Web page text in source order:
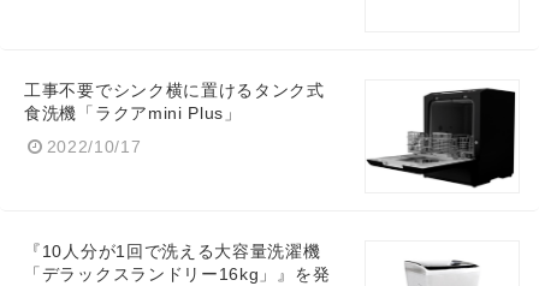
工事不要でシンク横に置けるタンク式
食洗機「ラクアmini Plus」
2022/10/17
『10人分が1回で洗える大容量洗濯機
「デラックスランドリー16kg」』を発